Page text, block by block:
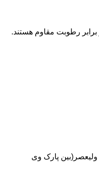
برابر رطوبت مقاوم هستند.
وی ونیایش)و در منطقه ولیعصر(بین پارک وی